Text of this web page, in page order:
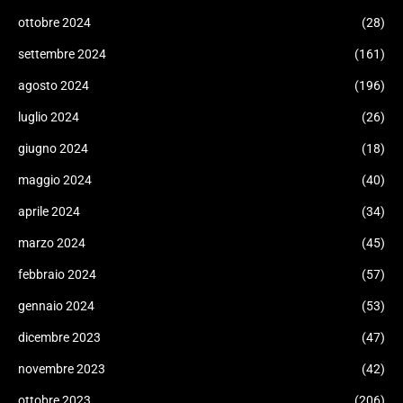
ottobre 2024 (28)
settembre 2024 (161)
agosto 2024 (196)
luglio 2024 (26)
giugno 2024 (18)
maggio 2024 (40)
aprile 2024 (34)
marzo 2024 (45)
febbraio 2024 (57)
gennaio 2024 (53)
dicembre 2023 (47)
novembre 2023 (42)